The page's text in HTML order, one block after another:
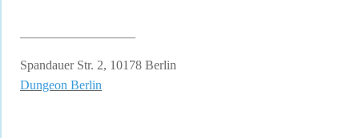
Spandauer Str. 2, 10178 Berlin
Dungeon Berlin